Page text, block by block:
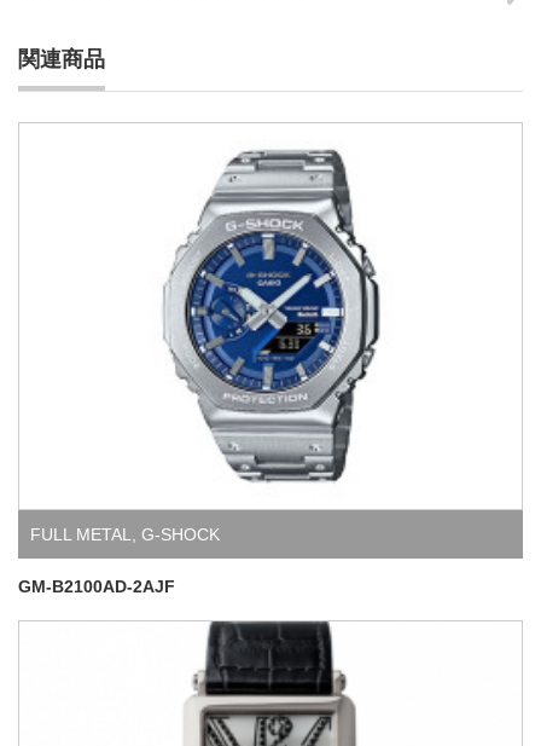
関連商品
FULL METAL G-SHOCK
GM-B2100AD-2AJF